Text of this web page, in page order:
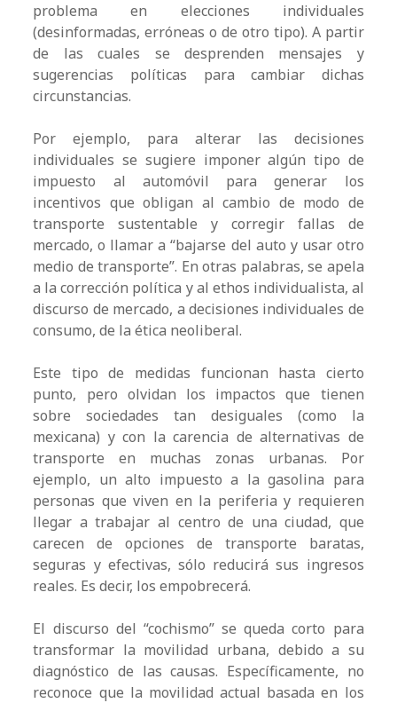
problema en elecciones individuales
(desinformadas, erróneas o de otro tipo). A partir
de las cuales se desprenden mensajes y
sugerencias políticas para cambiar dichas
circunstancias.
Por ejemplo, para alterar las decisiones
individuales se sugiere imponer algún tipo de
impuesto al automóvil para generar los
incentivos que obligan al cambio de modo de
transporte sustentable y corregir fallas de
mercado, o llamar a “bajarse del auto y usar otro
medio de transporte”. En otras palabras, se apela
a la corrección política y al ethos individualista, al
discurso de mercado, a decisiones individuales de
consumo, de la ética neoliberal.
Este tipo de medidas funcionan hasta cierto
punto, pero olvidan los impactos que tienen
sobre sociedades tan desiguales (como la
mexicana) y con la carencia de alternativas de
transporte en muchas zonas urbanas. Por
ejemplo, un alto impuesto a la gasolina para
personas que viven en la periferia y requieren
llegar a trabajar al centro de una ciudad, que
carecen de opciones de transporte baratas,
seguras y efectivas, sólo reducirá sus ingresos
reales. Es decir, los empobrecerá.
El discurso del “cochismo” se queda corto para
transformar la movilidad urbana, debido a su
diagnóstico de las causas. Específicamente, no
reconoce que la movilidad actual basada en los